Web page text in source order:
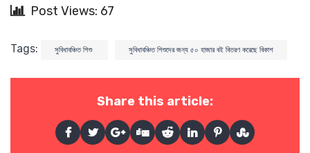
Post Views: 67
Tags: সুবিধাবঞ্চিত শিশু সুবিধাবঞ্চিত শিশুদের জন্য ৫০ হাজার বই বিতরণ করেছে বিকাশ
Share this article: